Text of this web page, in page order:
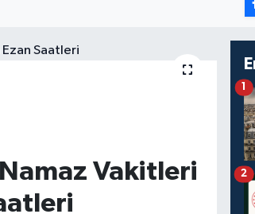
Vakitleri
1
2